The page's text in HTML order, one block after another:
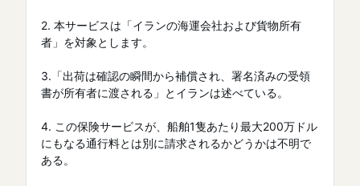
2. 本サービスは「イランの海運会社および貨物所有
者」を対象とします。
3.「出荷は確認の瞬間から補償され、署名済みの受領
書が所有者に渡される」とイランは述べている。
4. この保険サービスが、船舶1隻あたり最大200万ドル
にもなる通行料とは別に請求されるかどうかは不明で
ある。